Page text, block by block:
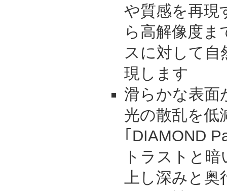
や質感を再現
ら高解像度ま
スに対して自
現します
滑らかな表面
光の散乱を低
｢DIAMOND
トラストと
上し深みと奥